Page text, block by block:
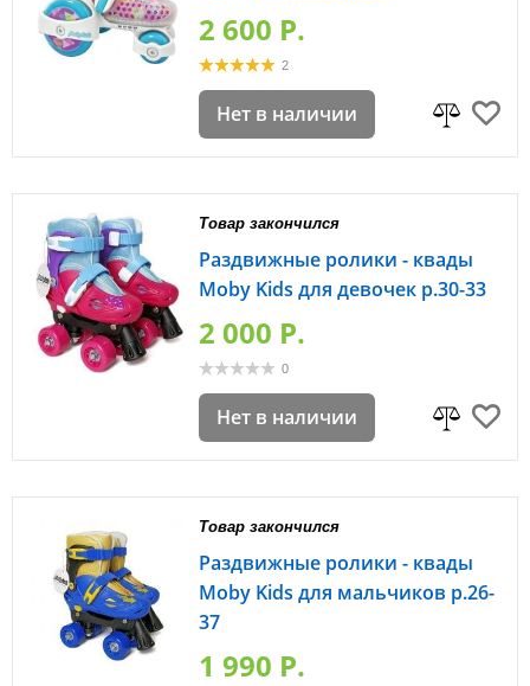
2 600 P.
2
Нет в наличии
Товар закончился
Раздвижные ролики - квады
Moby Kids для девочек р.30-33
2 000 P.
0
Нет в наличии
Товар закончился
Раздвижные ролики - квады
Moby Kids для мальчиков р.26-
37
1 990 P.